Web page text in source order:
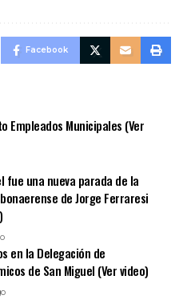
Facebook
Empleados Municipales (Ver
fue una nueva parada de la
de Jorge Ferraresi
en la Delegación de
de San Miguel (Ver video)